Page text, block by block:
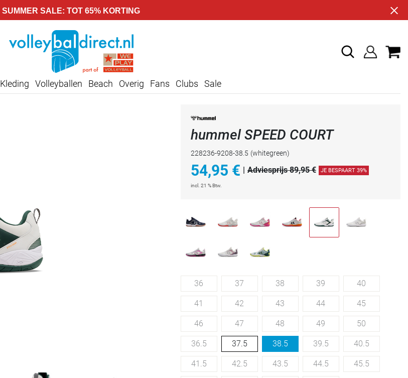
SUMMER SALE: TOT 65% KORTING
Kleding Volleyballen Beach Overig Fans Clubs Sale
hummel SPEED COURT
228236-9208-38.5 (whitegreen)
54,95 € Adviesprijs 89,95 € JE BESPAART 39%
incl. 21 % Btw.
36 37 38 39 40
41 42 43 44 45
46 47 48 49 50
36.5 37.5 38.5 39.5 40.5
41.5 42.5 43.5 44.5 45.5